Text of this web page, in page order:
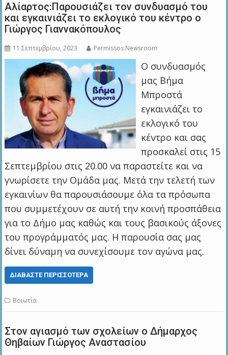
Αλίαρτος:Παρουσιάζει τον συνδυασμό του
και εγκαινιάζει το εκλογικό του κέντρο ο
Γιώργος Γιαννακόπουλος
11 Σεπτεμβρίου, 2023 Permissos Newsroom
Ο συνδυασμός
μας Βήμα
Μπροστά
εγκαινιάζει το
εκλογικό του
κέντρο και σας
προσκαλεί στις 15
Σεπτεμβρίου στις 20.00 να παραστείτε και να
γνωρίσετε την Ομάδα μας. Μετά την τελετή των
εγκαινίων θα παρουσιάσουμε όλα τα πρόσωπα
που συμμετέχουν σε αυτή την κοινή προσπάθεια
για το Δήμο μας καθώς και τους βασικούς άξονες
του προγράμματός μας. Η παρουσία σας μας
δίνει δύναμη να συνεχίσουμε τον αγώνα μας.
ΔΙΑΒΆΣΤΕ ΠΕΡΙΣΣΌΤΕΡΑ
Βοιωτία
Στον αγιασμό των σχολείων ο Δήμαρχος
Θηβαίων Γιώργος Αναστασίου